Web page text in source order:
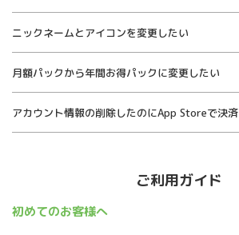
ニックネームとアイコンを変更したい
月額パックから年間お得パックに変更したい
アカウント情報の削除したのにApp Storeで決
ご利用ガイド
初めてのお客様へ